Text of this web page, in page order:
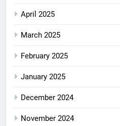
April 2025
March 2025
February 2025
January 2025
December 2024
November 2024